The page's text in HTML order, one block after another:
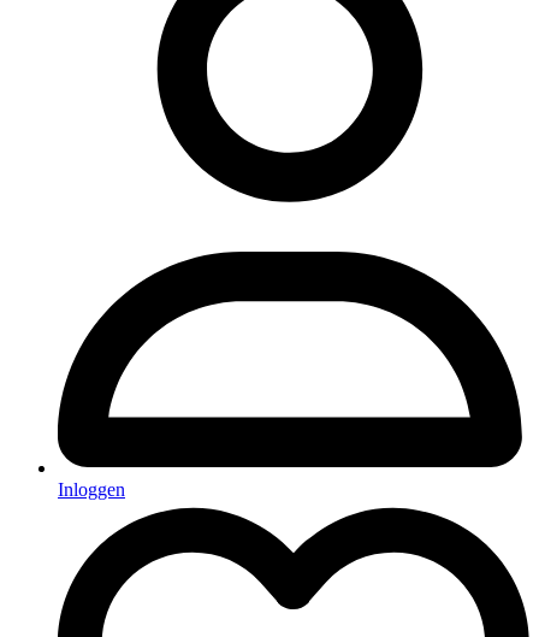
Inloggen